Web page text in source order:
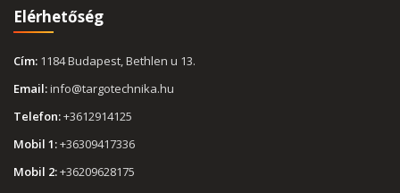
Elérhetőség
Cím: 1184 Budapest, Bethlen u 13.
Email:info@targotechnika.hu
Telefon:+3612914125
Mobil 1:+36309417336
Mobil 2:+36209628175